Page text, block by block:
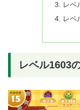
レベ
レベ
レベル1603